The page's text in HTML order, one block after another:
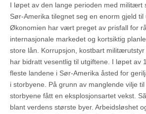
I løpet av den lange perioden med militært
Sør-Amerika tilegnet seg en enorm gjeld til
Økonomien har vært preget av prisfall for
internasjonale markedet og kortsiktig
store lån. Korrupsjon, kostbart militærutstyr
har bidratt vesentlig til utgiftene. I løpet av
fleste landene i Sør-Amerika åsted for
i storbyene. På grunn av manglende vilje
storbyene fått en eksplosjonsartet vekst.
blant verdens største byer. Arbeidsløshet